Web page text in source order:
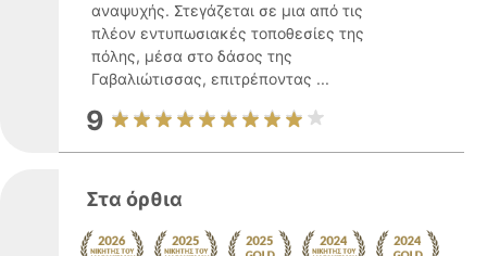
αναψυχής. Στεγάζεται σε μια από τις
πλέον εντυπωσιακές τοποθεσίες της
πόλης, μέσα στο δάσος της
Γαβαλιώτισσας, επιτρέποντας ...
9
Στα όρθια